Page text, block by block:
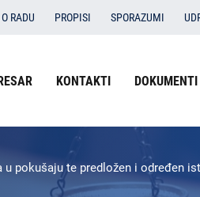
RADU PROPISI SPORAZUMI
ŽDO Bjelovar
ŽDO
KONTAKTI DOKUMENTI
pokušaju te predložen i određen